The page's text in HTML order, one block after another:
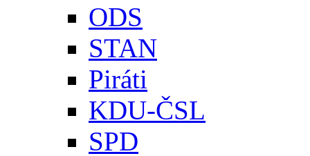
ODS
STAN
Piráti
KDU-ČSL
SPD